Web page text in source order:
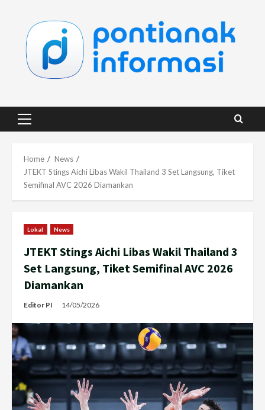
content
Primary
Home
News
JTEKT Stings Aichi Libas Wakil Thailand 3 Set Langsung, Tiket
Semifinal AVC 2026 Diamankan
Lokal News
JTEKT Stings Aichi Libas Wakil Thailand 3
Set Langsung, Tiket Semifinal AVC 2026
Diamankan
Editor PI 14/05/2026